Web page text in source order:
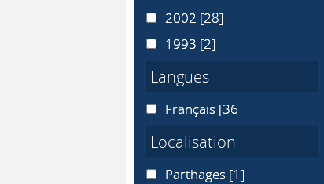
20022002 [28]
19931993 [2]
Langues
Français
Français [36]
Localisation
Parthages
Parthages [1]